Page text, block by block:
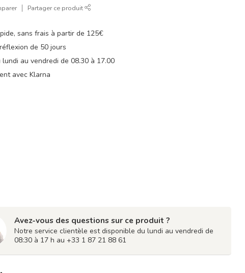
Partager ce produit
sans frais à partir de 125€
de 50 jours
lundi au vendredi de 08.30 à 17.00
avec Klarna
Avez-vous des questions sur ce produit ?
Notre service clientèle est disponible du lundi au vendredi de
08:30 à 17 h au +33 1 87 21 88 61